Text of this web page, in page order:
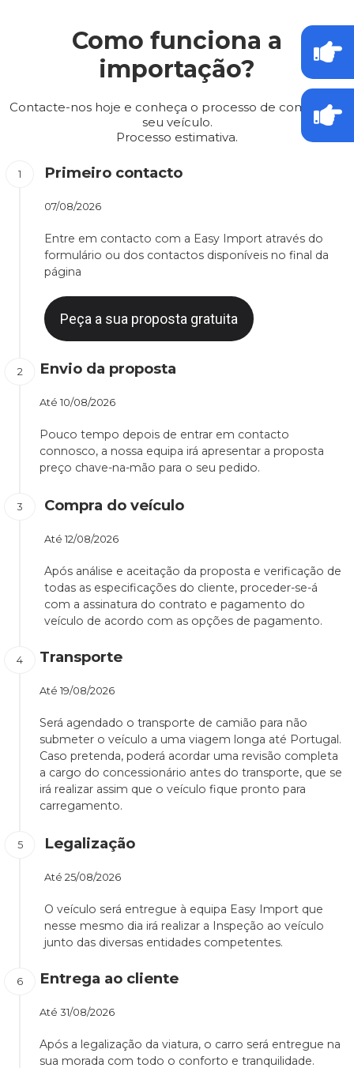
Como funciona a
importação?
Contacte-nos hoje e conheça o processo de compra do
seu veículo.
Processo estimativa.
Primeiro contacto
07/08/2026
Entre em contacto com a Easy Import através do
formulário ou dos contactos disponíveis no final da
página
Peça a sua proposta gratuita
Envio da proposta
Até 10/08/2026
Pouco tempo depois de entrar em contacto
connosco, a nossa equipa irá apresentar a proposta
preço chave-na-mão para o seu pedido.
Compra do veículo
Até 12/08/2026
Após análise e aceitação da proposta e verificação de
todas as especificações do cliente, proceder-se-á
com a assinatura do contrato e pagamento do
veículo de acordo com as opções de pagamento.
Transporte
Até 19/08/2026
Será agendado o transporte de camião para não
submeter o veículo a uma viagem longa até Portugal.
Caso pretenda, poderá acordar uma revisão completa
a cargo do concessionário antes do transporte, que se
irá realizar assim que o veículo fique pronto para
carregamento.
Legalização
Até 25/08/2026
O veículo será entregue à equipa Easy Import que
nesse mesmo dia irá realizar a Inspeção ao veículo
junto das diversas entidades competentes.
Entrega ao cliente
Até 31/08/2026
Após a legalização da viatura, o carro será entregue na
sua morada com todo o conforto e tranquilidade.